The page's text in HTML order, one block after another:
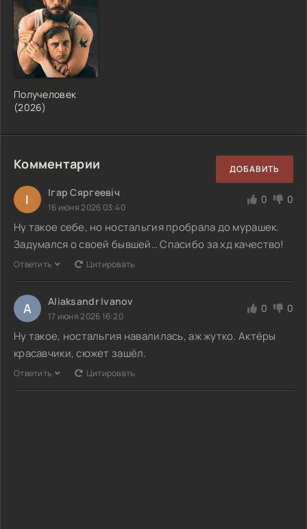
Получеловек
(2026)
Комментарии ДОБАВИТЬ
І Ігар Сяргеевіч
16 июня 2026 03:40
0 0
Ну такое себе, но ностальгия пробрала до мурашек.
Задумался о своей бывшей… Спасибо за хд качество!
Ответить Цитировать
A Aliaksandr Ivanov
17 июня 2026 16:20
0 0
Ну такое, ностальгия навалилась, аж жутко. Актёры
красавчики, сюжет зашёл.
Ответить Цитировать